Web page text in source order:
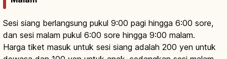
Sesi siang berlangsung pukul 9:00 pagi hingga 6:00 sore,
dan sesi malam pukul 6:00 sore hingga 9:00 malam.
Harga tiket masuk untuk sesi siang adalah 200 yen untuk